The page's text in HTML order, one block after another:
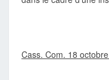
Cass. Com. 18